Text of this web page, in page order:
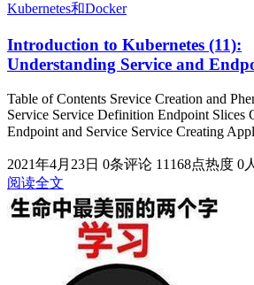
Kubernetes和Docker
Introduction to Kubernetes (11):
Understanding Service and
Table of Contents Srevice Creation and
Service Service Definition Endpoint Slices
Endpoint and Service Service Creating
2021年4月23日 0条评论 11168点热度 0
阅读全文